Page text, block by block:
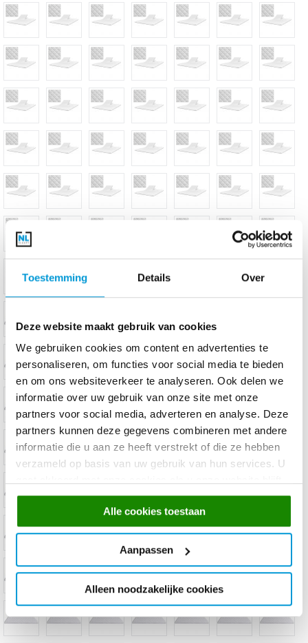
Toestemming Details Over
Deze website maakt gebruik van cookies
We gebruiken cookies om content en advertenties te
personaliseren, om functies voor social media te bieden
en om ons websiteverkeer te analyseren. Ook delen we
informatie over uw gebruik van onze site met onze
partners voor social media, adverteren en analyse. Deze
partners kunnen deze gegevens combineren met andere
informatie die u aan ze heeft verstrekt of die ze hebben
verzameld op basis van uw gebruik van hun services. U
gebruiken.
Alle cookies toestaan
Aanpassen
Alleen noodzakelijke cookies